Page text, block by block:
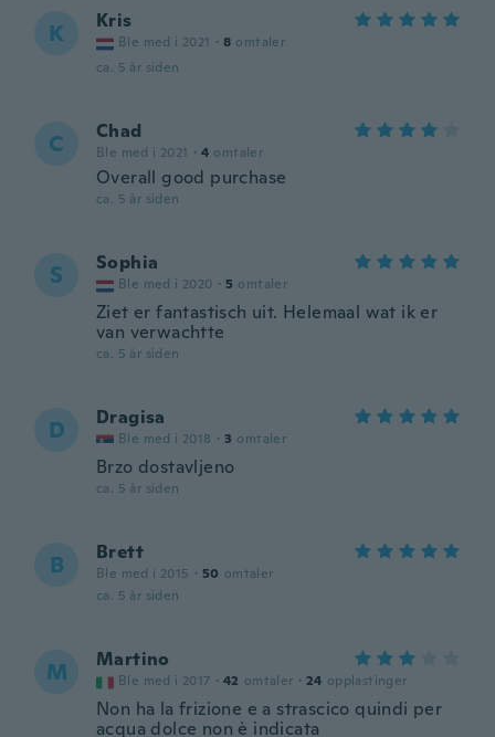
K Kris
Ble med i 2021 · 8 omtaler
ca. 5 år siden
C Chad
Ble med i 2021 · 4 omtaler
Overall good purchase
ca. 5 år siden
S Sophia
Ble med i 2020 · 5 omtaler
Ziet er fantastisch uit. Helemaal wat ik er
van verwachtte
ca. 5 år siden
D Dragisa
Ble med i 2018 · 3 omtaler
Brzo dostavljeno
ca. 5 år siden
B Brett
Ble med i 2015 · 50 omtaler
ca. 5 år siden
M Martino
Ble med i 2017 · 42 omtaler · 24 opplastinger
Non ha la frizione e a strascico quindi per
acqua dolce non è indicata